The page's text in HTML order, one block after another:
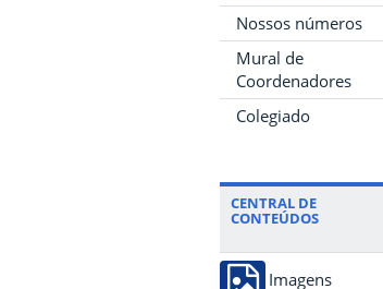
Nossos números
Mural de
Coordenadores
Colegiado
CENTRAL DE
CONTEÚDOS
Imagens